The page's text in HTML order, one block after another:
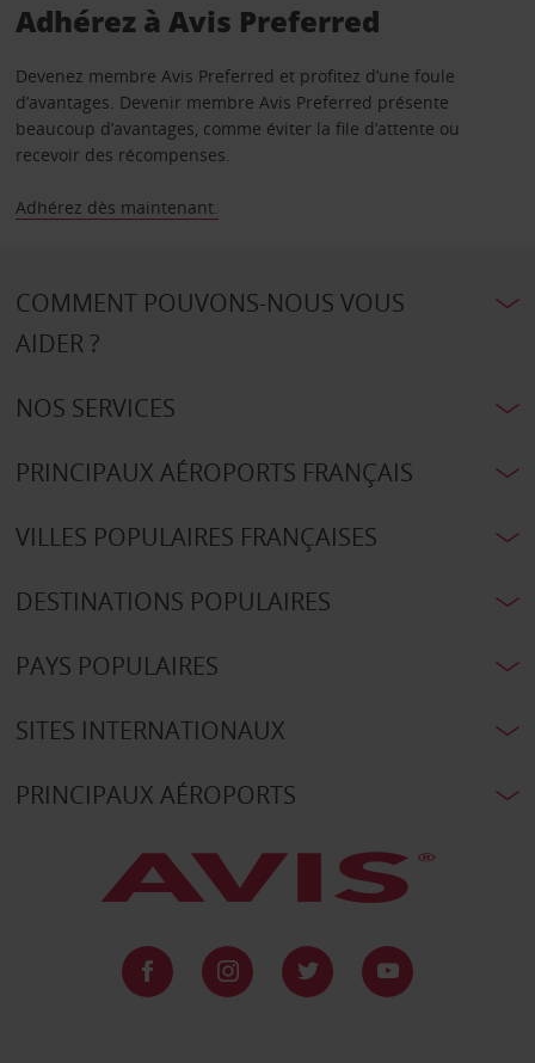
Adhérez à Avis Preferred
Devenez membre Avis Preferred et profitez d’une foule
d’avantages. Devenir membre Avis Preferred présente
beaucoup d’avantages, comme éviter la file d’attente ou
recevoir des récompenses.
Adhérez dès maintenant.
COMMENT POUVONS-NOUS VOUS
AIDER ?
NOS SERVICES
PRINCIPAUX AÉROPORTS FRANÇAIS
VILLES POPULAIRES FRANÇAISES
DESTINATIONS POPULAIRES
PAYS POPULAIRES
SITES INTERNATIONAUX
PRINCIPAUX AÉROPORTS